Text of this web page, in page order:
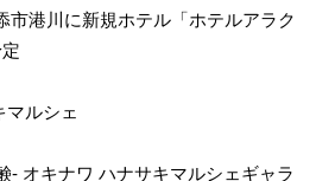
市港川に新規ホテル「ホテルアラク
ルシェ
- オキナワ ハナサキマルシェギャラ